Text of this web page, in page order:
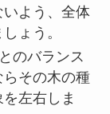
よう、全体
ょう。
のバランス
その木の種
左右しま